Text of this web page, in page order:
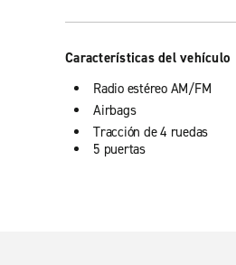
Características del vehículo
Radio estéreo AM/FM
Airbags
Tracción de 4 ruedas
5 puertas